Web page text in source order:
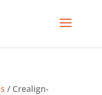
/ Crealign-